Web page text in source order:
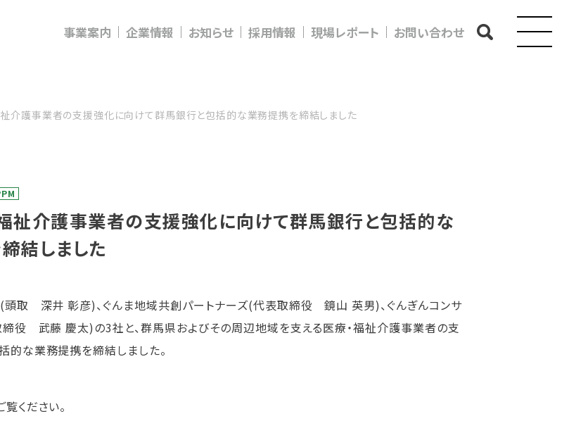
事業案内 企業情報 お知らせ 採用情報 現場レポート お問い合わせ
介護事業者の支援強化に向けて群馬銀行と包括的な業務提携を締結しました
祉介護事業者の支援強化に向けて群馬銀行と包括的な
結しました
頭取 深井 彰彦)、ぐんま地域共創パートナーズ(代表取締役 鏡山 英男)、ぐんぎんコンサ
締役 武藤 慶太)の3社と、群馬県およびその周辺地域を支える医療・福祉介護事業者の支
的な業務提携を締結しました。
覧ください。